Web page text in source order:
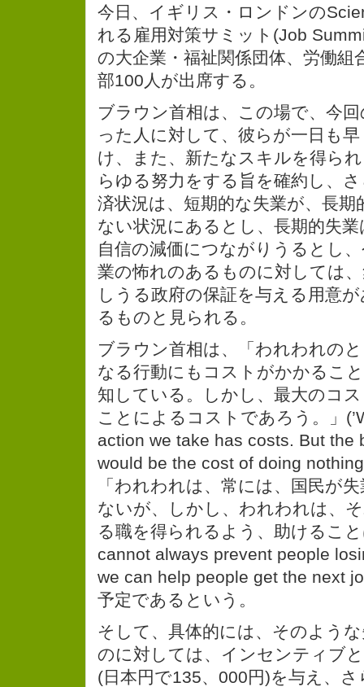
今日、イギリス・ロンドンの
れる雇用対策サミット(Job
の大企業・福祉関係団体、労働組
部100人が出席する。
ブラウン首相は、この場で、今
った人に対して、彼らが一日も
け、また、新たなスキルを得ら
らゆる努力をする旨を確約し、
済状況は、短期的な失業が、長
ない状況にあるとし、長期的失
自信の減価につながりうるとし
業の怖れのあるものに対しては
しうる政府の保証を与える用意
るものと見られる。
ブラウン首相は、「われわれの
なる行動にもコストがかかるこ
知している。しかし、最大のコ
ことによるコストであろう。」
action we take has costs. But the
would be the cost of doing
「われわれは、常には、国民が
ないが、しかし、われわれは、
る職を得られるよう、助けるこ
cannot always prevent people
we can help people get the next
予定であるという。
そして、具体的には、そのよう
のに対しては、インセンティブ
(日本円で135、000円)を与え、